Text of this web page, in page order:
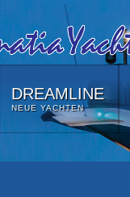
DREAMLINE
NEUE YACHTEN